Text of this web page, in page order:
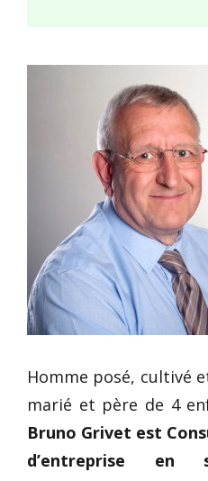
Homme posé, cultivé
marié et père de 4
Bruno Grivet est
d’entreprise en